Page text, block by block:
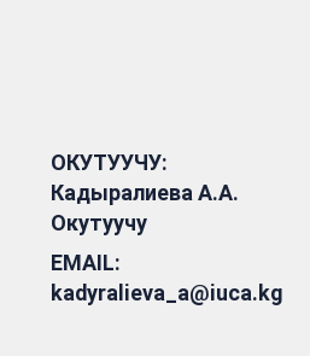
ОКУТУУЧУ:
Кадыралиева А.А.
Окутуучу
EMAIL:
kadyralieva_a@iuca.kg